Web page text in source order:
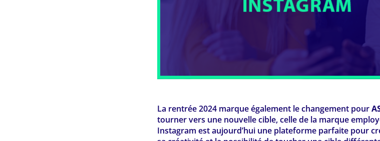
La rentrée 2024 marque également le changement pour
tourner vers une nouvelle cible, celle de la marque
Instagram est aujourd’hui une plateforme parfaite pour